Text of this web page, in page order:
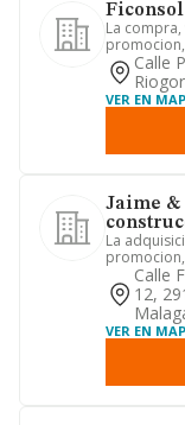
La
gerencia.
Calle
VER EN
Jaime &
La
cuenta
Calle
12,
VER EN